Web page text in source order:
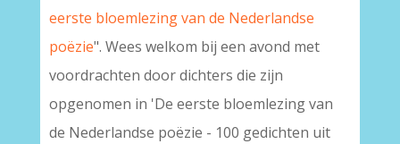
eerste bloemlezing van de Nederlandse
poëzie". Wees welkom bij een avond met
voordrachten door dichters die zijn
opgenomen in 'De eerste bloemlezing van
de Nederlandse poëzie - 100 gedichten uit